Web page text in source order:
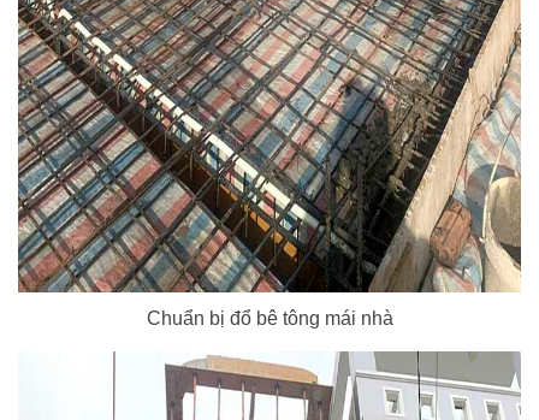
Chuẩn bị đổ bê tông mái nhà